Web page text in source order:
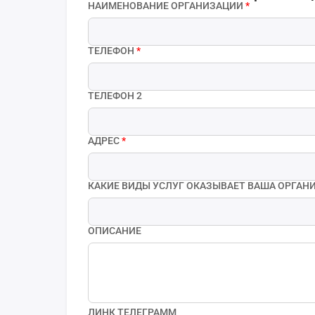
НАИМЕНОВАНИЕ ОРГАНИЗАЦИИ *
ТЕЛЕФОН *
ТЕЛЕФОН 2
АДРЕС*
КАКИЕ ВИДЫ УСЛУГ ОКАЗЫВАЕТ ВАША
ОПИСАНИЕ
ЛИНК ТЕЛЕГРАММ